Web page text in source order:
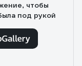
чтобы
под рукой